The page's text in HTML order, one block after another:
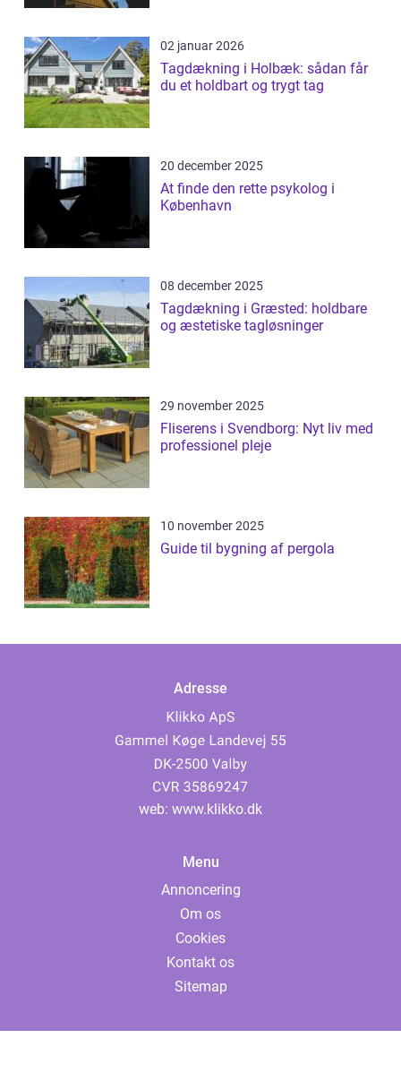
02 januar 2026
Tagdækning i Holbæk: sådan får
du et holdbart og trygt tag
20 december 2025
At finde den rette psykolog i
København
08 december 2025
Tagdækning i Græsted: holdbare
og æstetiske tagløsninger
29 november 2025
Fliserens i Svendborg: Nyt liv med
professionel pleje
10 november 2025
Guide til bygning af pergola
Adresse
web: www.klikko.dk
Menu
Annoncering
Om os
Cookies
Kontakt os
Sitemap